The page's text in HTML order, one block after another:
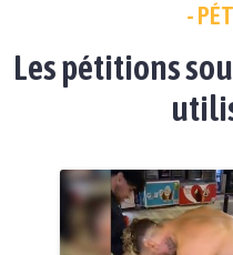
-
Les pétitions